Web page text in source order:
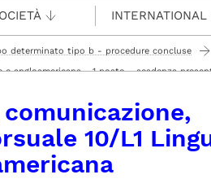
INTERNATIONAL
determinato tipo b - procedure concluse
angloamericana - 1 posto - scadenza
10/L1